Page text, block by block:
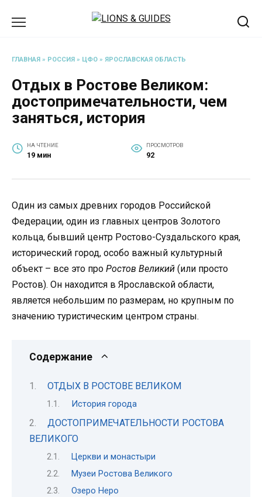
ГЛАВНАЯ » РОССИЯ » ЦФО » ЯРОСЛАВСКАЯ ОБЛАСТЬ
Отдых в Ростове Великом:
достопримечательности, чем
заняться, история
НА ЧТЕНИЕ
19 мин
ПРОСМОТРОВ
92
Один из самых древних городов Российской
Федерации, один из главных центров Золотого
кольца, бывший центр Ростово-Суздальского края,
исторический город, особо важный культурный
объект – все это про Ростов Великий (или просто
Ростов). Он находится в Ярославской области,
является небольшим по размерам, но крупным по
значению туристическим центром страны.
Содержание
ОТДЫХ В РОСТОВЕ ВЕЛИКОМ
История города
ДОСТОПРИМЕЧАТЕЛЬНОСТИ РОСТОВА
ВЕЛИКОГО
Церкви и монастыри
Музеи Ростова Великого
Озеро Неро